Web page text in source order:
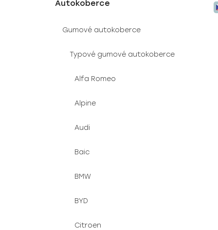
Autokoberce
Gumové autokoberce
Typové gumové autokoberce
Alfa Romeo
Alpine
Audi
Baic
BMW
BYD
Citroen
ý